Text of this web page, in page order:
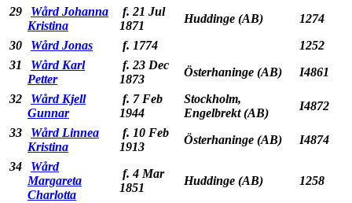
29
Wård Johanna
Kristina
f. 21 Jul
1871
Huddinge (AB)
1274
30
Wård Jonas f. 1774
1252
31
Wård Karl
Petter
f. 23 Dec
1873
Österhaninge (AB)
I4861
32
Wård Kjell
Gunnar
f. 7 Feb
1944
Stockholm,
Engelbrekt (AB)
I4872
33
Wård Linnea
Kristina
f. 10 Feb
1913
Österhaninge (AB)
I4874
34
Wård
Margareta
Charlotta
f. 4 Mar
1851
Huddinge (AB) 1258